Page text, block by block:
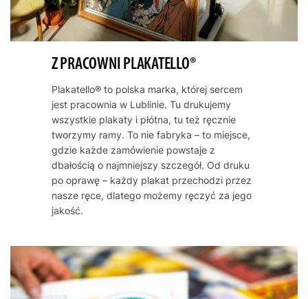
Z PRACOWNI PLAKATELLO®
Plakatello® to polska marka, której sercem
jest pracownia w Lublinie. Tu drukujemy
wszystkie plakaty i płótna, tu też ręcznie
tworzymy ramy. To nie fabryka – to miejsce,
gdzie każde zamówienie powstaje z
dbałością o najmniejszy szczegół. Od druku
po oprawę – każdy plakat przechodzi przez
nasze ręce, dlatego możemy ręczyć za jego
jakość.